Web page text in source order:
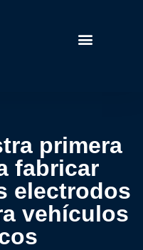
primera
fabricar
electrodos
vehículos